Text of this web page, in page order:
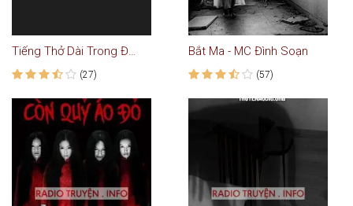
Tiếng Thở Dài Trong Đêm
(27)
Bắt Ma - MC Đình Soạn
(57)